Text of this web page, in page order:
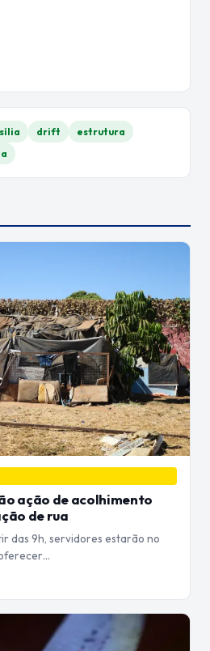
drift
estrutura
ação de acolhimento
de rua
das 9h, servidores estarão no